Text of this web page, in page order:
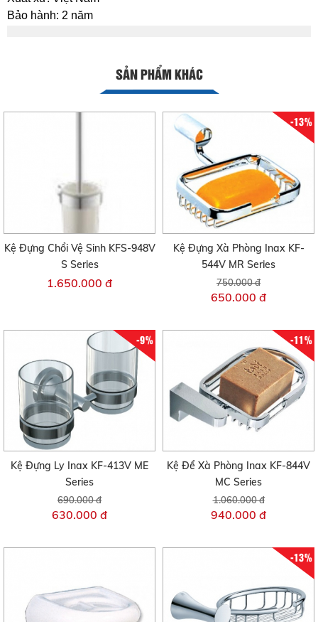
Bảo hành: 2 năm
SẢN PHẨM KHÁC
Kệ Đựng Chổi Vệ Sinh KFS-948V
S Series
1.650.000 đ
-13%
Kệ Đựng Xà Phòng Inax KF-
544V MR Series
750.000 đ
650.000 đ
-9%
Kệ Đựng Ly Inax KF-413V ME
Series
690.000 đ
630.000 đ
-11%
Kệ Để Xà Phòng Inax KF-844V
MC Series
1.060.000 đ
940.000 đ
-13%